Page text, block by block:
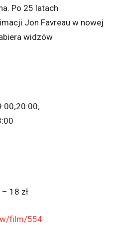
Po 25 latach
Jon Favreau w nowej
widzów
– 18 zł
film/554